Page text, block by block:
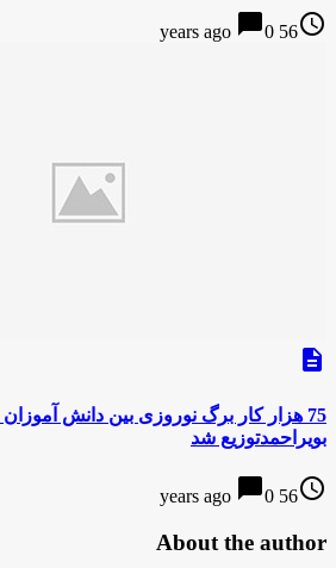
access_time
56 years ago
chat_bubble0
description
75 هزار کار برگ نوروزی بین دانش آموزان
بویراحمدتوزیع شد
access_time
56 years ago
chat_bubble0
About the author